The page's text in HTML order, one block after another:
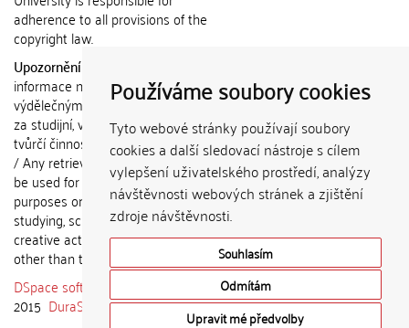
Používáme soubory cookies
Tyto webové stránky používají soubory
cookies a další sledovací nástroje s cílem
vylepšení uživatelského prostředí, analýzy
návštěvnosti webových stránek a zjištění
zdroje návštěvnosti.
Souhlasím
Odmítám
Upravit mé předvolby
adherence to all provisions of the
copyright law.
Upozornění / Notice:
informace nemohou být použity k
výdělečným účelům nebo vydávány
za studijní, vědeckou nebo jinou
tvůrčí činnost jiné osoby než autora.
/ Any retrieved information shall not
be used for any commercial
purposes or claimed as results of
studying, scientific or any other
creative activities of any person
other than the author.
DSpace software
copyright © 2002-
2015 DuraSpace